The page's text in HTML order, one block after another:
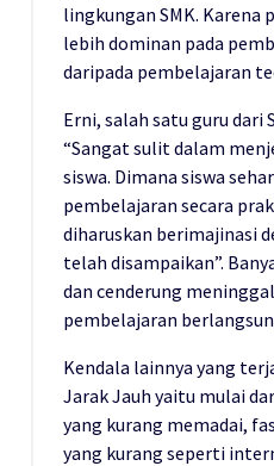
lingkungan SMK. Karena
lebih dominan pada
daripada pembelajaran
Erni, salah satu guru dari
“Sangat sulit dalam
siswa. Dimana siswa
pembelajaran secara
diharuskan berimajinasi
telah disampaikan”.
dan cenderung
pembelajaran
Kendala lainnya yang
Jarak Jauh yaitu mulai
yang kurang memadai,
yang kurang seperti